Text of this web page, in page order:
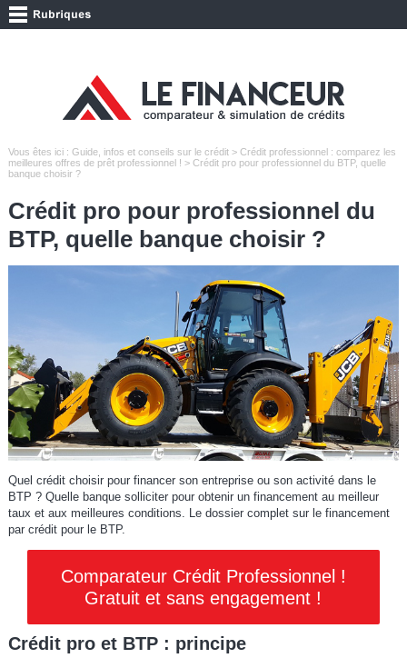
Vous êtes ici : Guide, infos et conseils sur le crédit> Crédit professionnel : comparez les
meilleures offres de prêt professionnel ! > Crédit pro pour professionnel du BTP, quelle
banque choisir ?
Crédit pro pour professionnel du
BTP, quelle banque choisir ?
Quel crédit choisir pour financer son entreprise ou son activité dans le
BTP ? Quelle banque solliciter pour obtenir un financement au meilleur
taux et aux meilleures conditions. Le dossier complet sur le financement
par crédit pour le BTP.
Comparateur Crédit Professionnel !
Gratuit et sans engagement !
Crédit pro et BTP : principe